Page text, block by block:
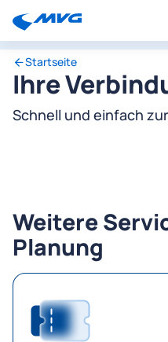
Startseite
Ihre
Schnell und einfach
Weitere
Planung